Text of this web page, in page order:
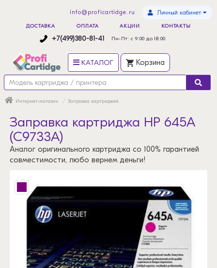
info@proficartidge.ru Личный кабинет
ДОСТАВКА ОПЛАТА АКЦИИ КОНТАКТЫ
+7(499)380-81-41 Пн-Пт: с 9:00 до 18:00
КАТАЛОГ Корзина
Интернет-магазин Заправка картриджей
Заправка картриджа HP 645A
(C9733A)
Аналог оригинального картриджа со 100% гарантией
совместимости, любо вернем деньги!